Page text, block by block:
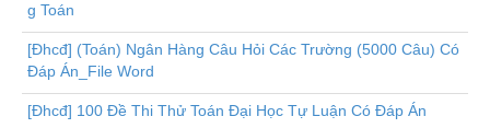
g Toán
[Đhcđ] (Toán) Ngân Hàng Câu Hỏi Các Trường (5000 Câu) Có
Đáp Án_File Word
[Đhcđ] 100 Đề Thi Thử Toán Đại Học Tự Luận Có Đáp Án